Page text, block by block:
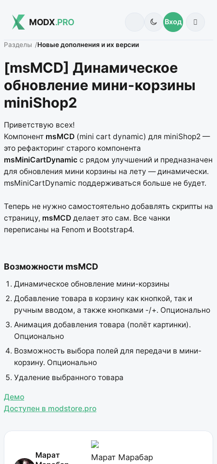
MODX.PRO Вход
Разделы Новые дополнения и их версии
[msMCD] Динамическое
обновление мини-корзины
miniShop2
Приветствую всех!
Компонент msMCD (mini cart dynamic) для miniShop2 —
это рефакторинг старого компонента
msMiniCartDynamic с рядом улучшений и предназначен
для обновления мини корзины на лету — динамически.
msMiniCartDynamic поддерживаться больше не будет.
Теперь не нужно самостоятельно добавлять скрипты на
страницу, msMCD делает это сам. Все чанки
переписаны на Fenom и Bootstrap4.
Возможности msMCD
Динамическое обновление мини-корзины
Добавление товара в корзину как кнопкой, так и
ручным вводом, а также кнопками -/+. Опционально
Анимация добавления товара (полёт картинки).
Опционально
Возможность выбора полей для передачи в мини-
корзину. Опционально
Удаление выбранного товара
Демо
Доступен в modstore.pro
Марат
Марат Марабар